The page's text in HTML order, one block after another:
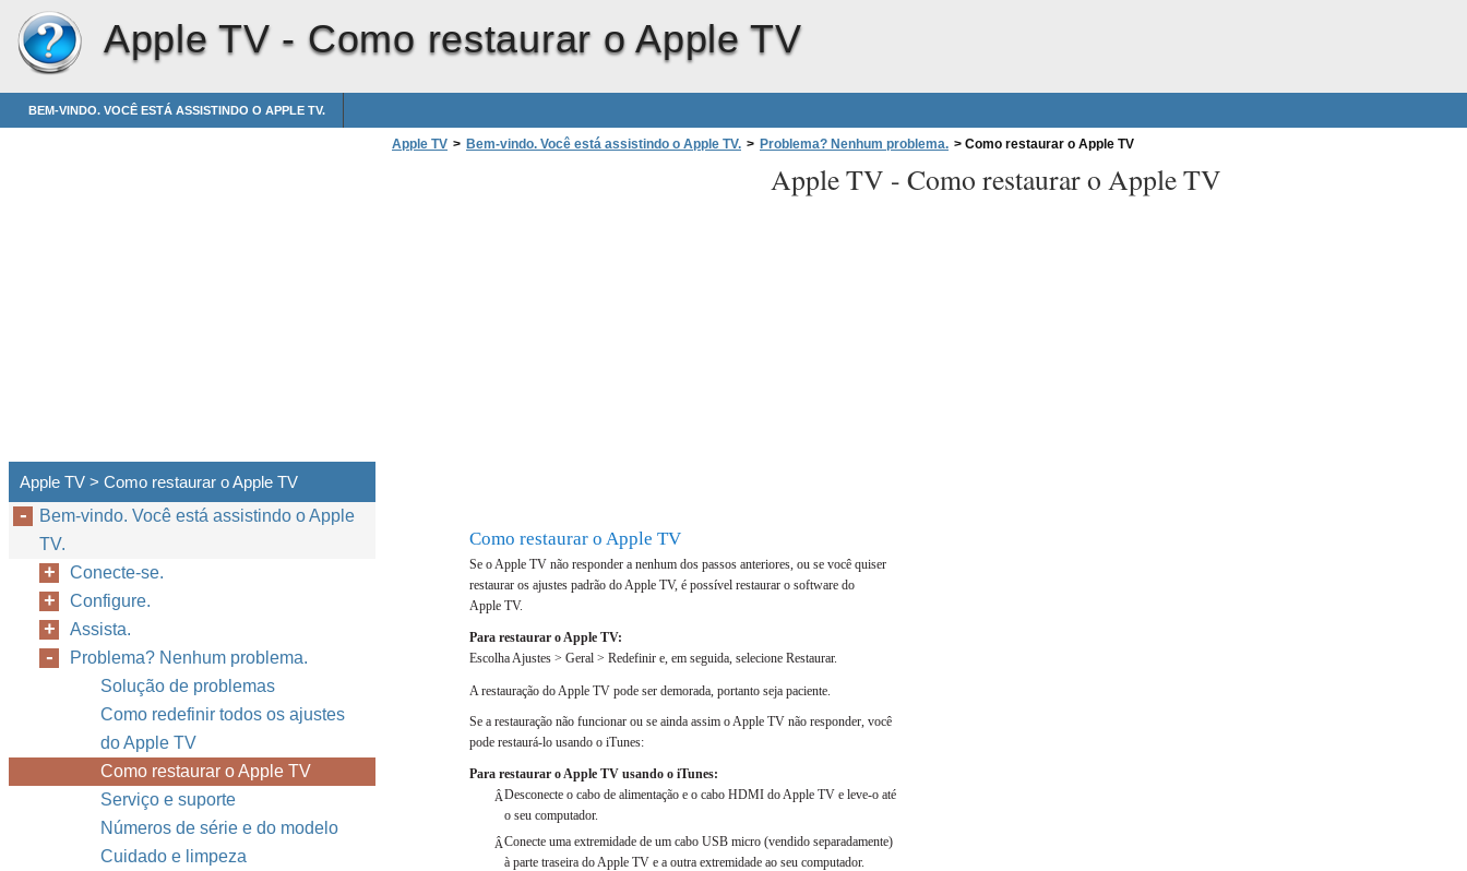
Apple TV - Como restaurar o Apple TV
BEM-VINDO. VOCÊ ESTÁ ASSISTINDO O APPLE TV.
Apple TV > Bem-vindo. Você está assistindo o Apple TV. > Problema? Nenhum problema. > Como restaurar o Apple TV
Apple TV - Como restaurar o Apple TV
Como restaurar o Apple TV
Se o Apple TV não responder a nenhum dos passos anteriores, ou se você quiser
restaurar os ajustes padrão do Apple TV, é possível restaurar o software do
Apple TV.
Para restaurar o Apple TV:
Escolha Ajustes > Geral > Redefinir e, em seguida, selecione Restaurar.
A restauração do Apple TV pode ser demorada, portanto seja paciente.
Se a restauração não funcionar ou se ainda assim o Apple TV não responder, você
pode restaurá-lo usando o iTunes:
Para restaurar o Apple TV usando o iTunes:
ÂDesconecte o cabo de alimentação e o cabo HDMI do Apple TV e leve-o até
o seu computador.
ÂConecte uma extremidade de um cabo USB micro (vendido separadamente)
à parte traseira do Apple TV e a outra extremidade ao seu computador.
Apple TV > Como restaurar o Apple TV
Bem-vindo. Você está assistindo o Apple
TV.
Conecte-se.
Configure.
Assista.
Problema? Nenhum problema.
Solução de problemas
Como redefinir todos os ajustes
do Apple TV
Como restaurar o Apple TV
Serviço e suporte
Números de série e do modelo
Cuidado e limpeza